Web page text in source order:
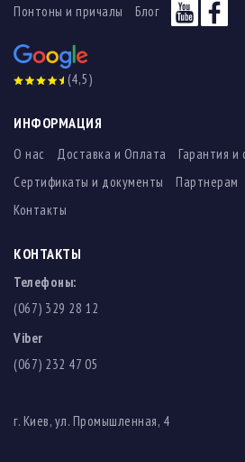
Понтоны и причалы Блог
(4,5)
ИНФОРМАЦИЯ
О нас Доставка и Оплата
Гарантия и
Сертификаты и документы
Партнерам
Контакты
КОНТАКТЫ
Телефоны:
(067) 329 28 12
Viber
(067) 232 47 05
г. Киев, ул. Промышленная, 4